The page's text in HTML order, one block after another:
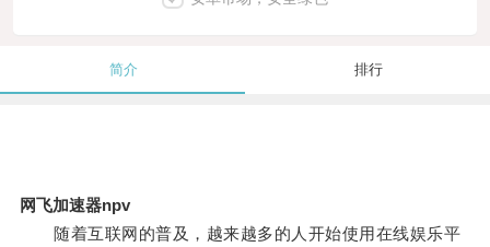
简介 排行
网飞加速器npv
随着互联网的普及，越来越多的人开始使用在线娱乐平